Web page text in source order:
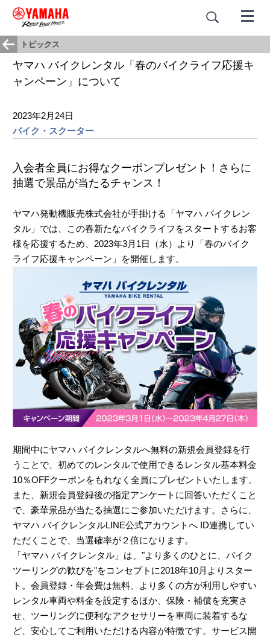
トピックス
ヤマハ バイクレンタル「春のバイクライフ応援キ
ャンペーン」について
2023年2月24日
バイク・スクーター
入会者全員にお得なクーポンプレゼント！さらに
抽選で景品が当たるチャンス！
ヤマハ発動機販売株式会社が手掛ける「ヤマハ バイクレン
タル」では、この春新たなバイクライフをスタートするお客
様を応援するため、2023年3月1日（水）より「春のバイク
ライフ応援キャンペーン」を開催します。
期間中にヤマハ バイクレンタルへ無料の新規会員登録を行
うことで、初めてのレンタルで使用できるレンタル基本料金
10％OFFクーポンをもれなく全員にプレゼントいたします。
また、新規会員登録後の指定アンケートに回答いただくこと
で、豪華景品が当たる抽選にご参加いただけます。さらに、
ヤマハ バイクレンタルLINE公式アカウントへ ID連携してい
ただくことで、当選確率が２倍になります。
「ヤマハ バイクレンタル」は、"より多くのひとに、バイク
ツーリングの歓びを"をコンセプトに2018年10月よりスター
ト。会員登録・年会費は無料、より多くの方が利用しやすい
レンタル車両や料金を設定するほか、保険・補償を充実さ
せ、ツーリングに便利なアクセサリーを車両に装着するな
ど、安心してご利用いただける内容が特徴です。サービス開